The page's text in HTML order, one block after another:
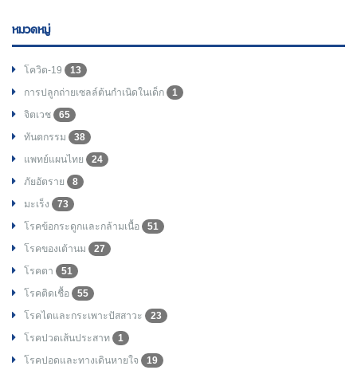
หมวดหมู่
โควิด-19
13
การปลูกถ่ายเซลล์ต้นกำเนิดในเด็ก
1
จิตเวช
65
ทันตกรรม
38
แพทย์แผนไทย
24
ภัยอัตราย
8
มะเร็ง
73
โรคข้อกระดูกและกล้ามเนื้อ
51
โรคของเต้านม
27
โรคตา
51
โรคติดเชื้อ
55
โรคไตและกระเพาะปัสสาวะ
23
โรคปวดเส้นประสาท
1
โรคปอดและทางเดินหายใจ
19